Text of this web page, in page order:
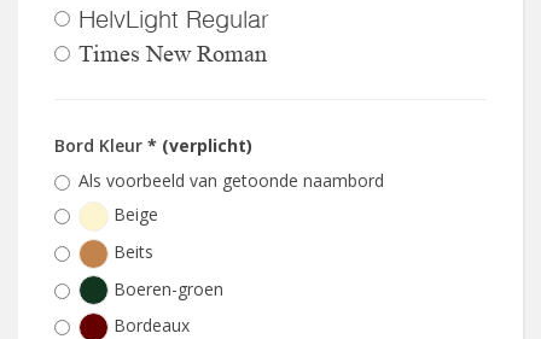
HelvLight Regular
Times New Roman
Bord Kleur * (verplicht)
Als voorbeeld van getoonde naambord
Beige
Beits
Boeren-groen
Bordeaux